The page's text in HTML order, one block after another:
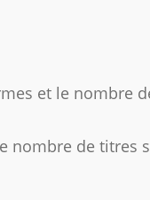
et le nombre
nombre de titres